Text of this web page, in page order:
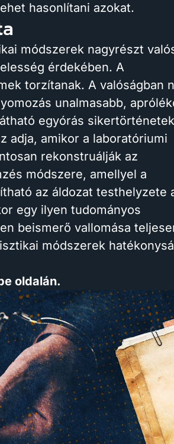
hasonlítani azokat.
módszerek nagyrészt
érdekében. A
torzítanak. A valóságban
unalmasabb,
egyórás
adja, amikor a laboratóriumi
rekonstruálják az
módszere, amellyel a
az áldozat testhelyzete
egy ilyen tudományos
beismerő vallomása
módszerek
oldalán.